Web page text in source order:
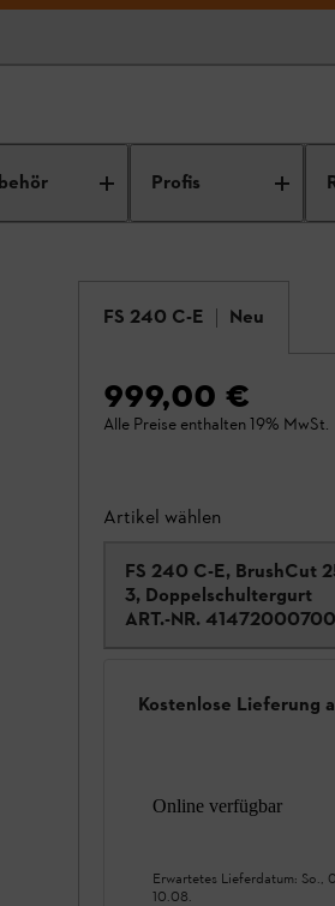
Profis
FS 240 C-E Neu
999,00 €
Alle Preise enthalten 19% MwSt.
Artikel wählen
FS 240 C-E, BrushCut
3, Doppelschultergurt
ART.-NR. 41472000700
Kostenlose Lieferung
Online verfügbar
Erwartetes Lieferdatum: So.,
10.08.